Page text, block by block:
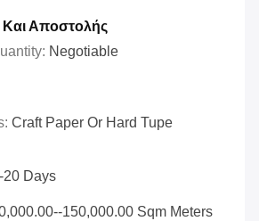
Αποστολής
Negotiable
Craft Paper Or Hard Tupe
20 Days
150,000.00 Sqm Meters